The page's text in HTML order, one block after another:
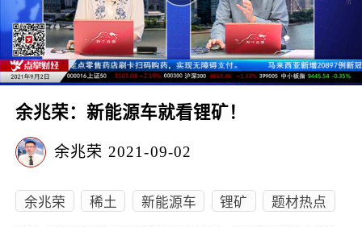
余兆荣：新能源车就看锂矿！
余兆荣 2021-09-02
余兆荣 稀土 新能源车 锂矿 题材热点